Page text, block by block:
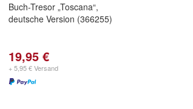
Buch-Tresor „Toscana“,
deutsche Version (366255)
19,95 €
+ 5,95 € Versand